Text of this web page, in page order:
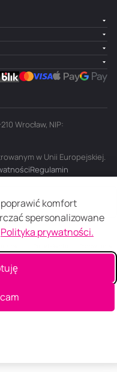
komfort
spersonalizowane
Polityka prywatności.
Wrocław, NIP:
w Unii Europejskiej.
Regulamin